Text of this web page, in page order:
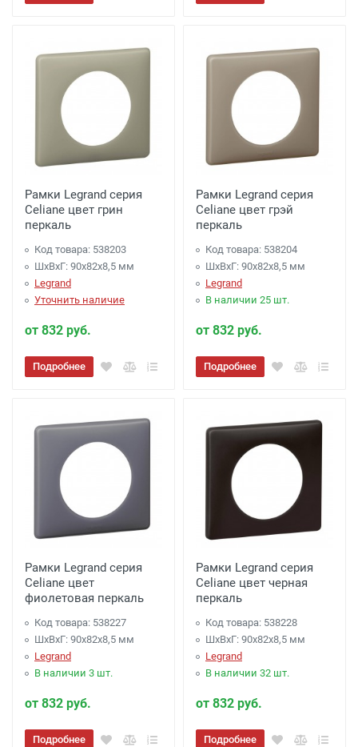
Рамки Legrand серия
Celiane цвет грин
перкаль
Код товара: 538203
ШхВхГ: 90x82x8,5 мм
Legrand
Уточнить наличие
от 832 руб.
Подробнее
Рамки Legrand серия
Celiane цвет грэй
перкаль
Код товара: 538204
ШхВхГ: 90x82x8,5 мм
Legrand
В наличии 25 шт.
от 832 руб.
Подробнее
Рамки Legrand серия
Celiane цвет
фиолетовая перкаль
Код товара: 538227
ШхВхГ: 90x82x8,5 мм
Legrand
В наличии 3 шт.
от 832 руб.
Подробнее
Рамки Legrand серия
Celiane цвет черная
перкаль
Код товара: 538228
ШхВхГ: 90x82x8,5 мм
Legrand
В наличии 32 шт.
от 832 руб.
Подробнее